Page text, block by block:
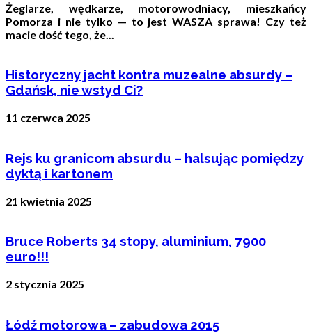
Żeglarze, wędkarze, motorowodniacy, mieszkańcy
Pomorza i nie tylko — to jest WASZA sprawa! Czy też
macie dość tego, że...
Historyczny jacht kontra muzealne absurdy –
Gdańsk, nie wstyd Ci?
11 czerwca 2025
Rejs ku granicom absurdu – halsując pomiędzy
dyktą i kartonem
21 kwietnia 2025
Bruce Roberts 34 stopy, aluminium, 7900
euro!!!
2 stycznia 2025
Łódź motorowa – zabudowa 2015